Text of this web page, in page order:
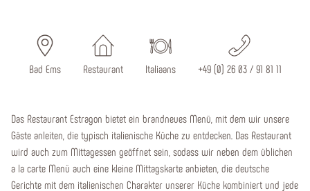
Bad Ems Restaurant Italiaans +49 (0) 26 03 / 91 81 11
Das Restaurant Estragon bietet ein brandneues Menü, mit dem wir unsere
Gäste anleiten, die typisch italienische Küche zu entdecken. Das Restaurant
wird auch zum Mittagessen geöffnet sein, sodass wir neben dem üblichen
a la carte Menü auch eine kleine Mittagskarte anbieten, die deutsche
Gerichte mit dem italienischen Charakter unserer Küche kombiniert und jede